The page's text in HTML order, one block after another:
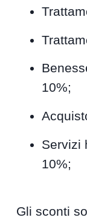
10%;
Servizi
10%;
Gli sconti